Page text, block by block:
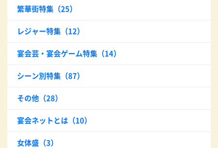
繁華街特集（25）
レジャー特集（12）
宴会芸・宴会ゲーム特集（14）
シーン別特集（87）
その他（28）
宴会ネットとは（10）
女体盛（3）